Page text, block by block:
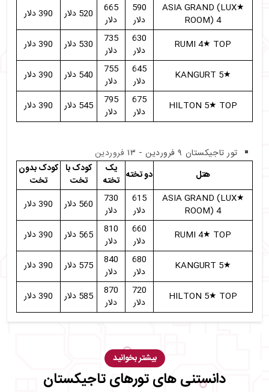
★ASIA GRAND (LUX
ROOM) 4
590
دلار
665
دلار
520 دلار 390 دلار
RUMI 4★ TOP
630
دلار
735
دلار
530 دلار 390 دلار
★KANGURT 5
645
دلار
755
دلار
540 دلار 390 دلار
HILTON 5★ TOP
675
دلار
795
دلار
545 دلار 390 دلار
تور تاجیکستان ۹ فروردین - ۱۳
فروردین
هتل
دو تخته
یک
تخته
کودک با
تخت
کودک بدون
تخت
★ASIA GRAND (LUX
ROOM) 4
615
دلار
730
دلار
560 دلار 390 دلار
RUMI 4★ TOP
660
دلار
810
دلار
565 دلار 390 دلار
★KANGURT 5
680
دلار
840
دلار
575 دلار 390 دلار
HILTON 5★ TOP
720
دلار
870
دلار
585 دلار 390 دلار
بیشتر بخوانید
دانستنی های تورهای تاجیکستان